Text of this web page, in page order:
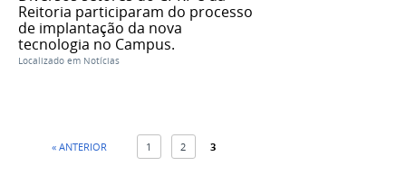
Reitoria participaram do processo
de implantação da nova
tecnologia no Campus.
Localizado em Notícias
« ANTERIOR 1 2 3